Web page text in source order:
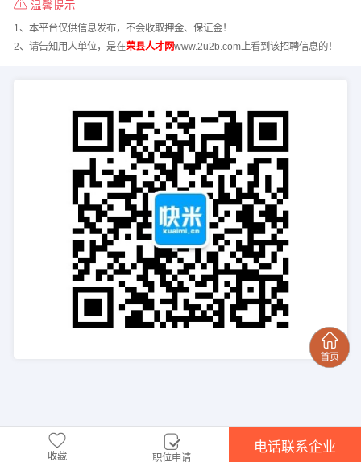
温馨提示
1、本平台仅供信息发布，不会收取押金、保证金！
2、请告知用人单位，是在荣县人才网www.2u2b.com上看到该招聘信息的！
收藏 职位申请
电话联系企业